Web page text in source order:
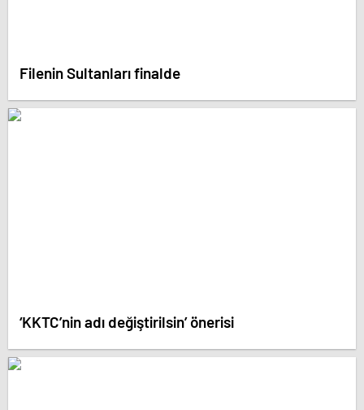
Filenin Sultanları finalde
‘KKTC’nin adı değiştirilsin’ önerisi